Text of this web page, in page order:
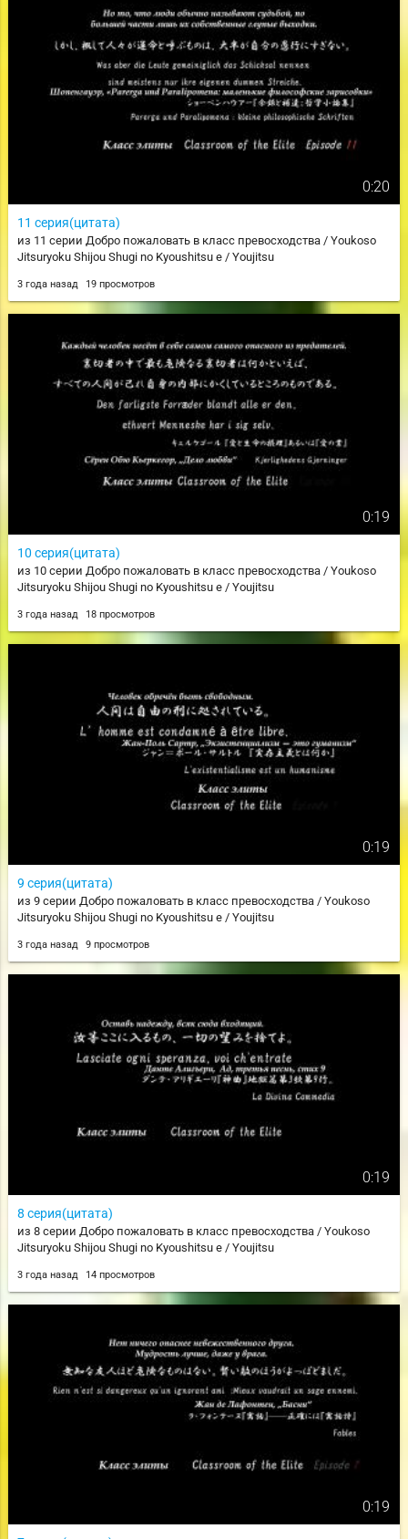
0:20
11 серия(цитата)
из 11 серии Добро пожаловать в класс превосходства / Youkoso
Jitsuryoku Shijou Shugi no Kyoushitsu e / Youjitsu
3 года назад 19 просмотров
0:19
10 серия(цитата)
из 10 серии Добро пожаловать в класс превосходства / Youkoso
Jitsuryoku Shijou Shugi no Kyoushitsu e / Youjitsu
3 года назад 18 просмотров
0:19
9 серия(цитата)
из 9 серии Добро пожаловать в класс превосходства / Youkoso
Jitsuryoku Shijou Shugi no Kyoushitsu e / Youjitsu
3 года назад 9 просмотров
0:19
8 серия(цитата)
из 8 серии Добро пожаловать в класс превосходства / Youkoso
Jitsuryoku Shijou Shugi no Kyoushitsu e / Youjitsu
3 года назад 14 просмотров
0:19